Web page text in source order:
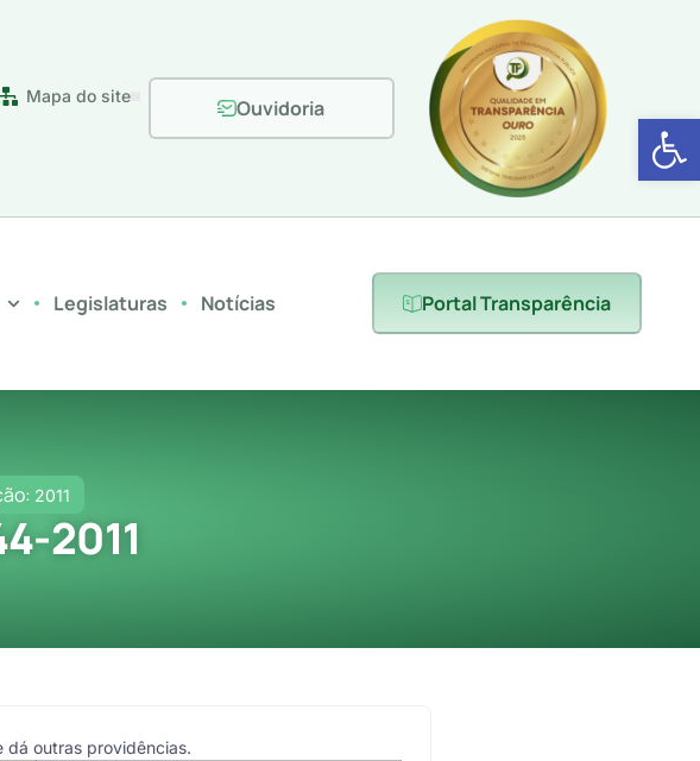
Abrir
Mapa do site
Ouvidoria
Legislaturas Notícias Portal Transparência
2011
2011
dá outras providências.